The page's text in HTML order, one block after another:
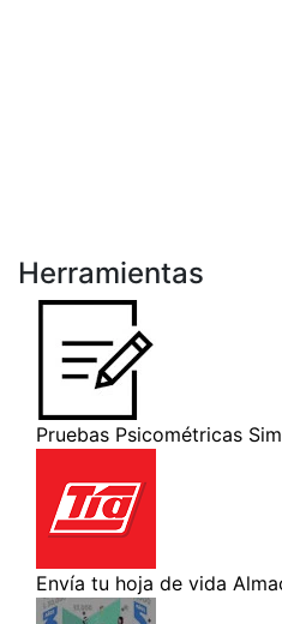
Herramientas